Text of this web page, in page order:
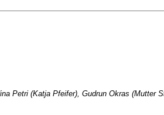
Petri (Katja Pfeifer), Gudrun Okras (Mutter